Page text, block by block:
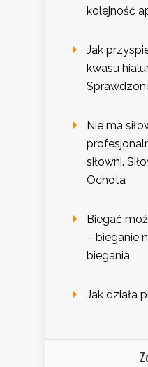
kolejność
Jak
kwasu
Nie ma
siłowni.
Ochota
Biegać
– bieganie
biegania
Jak działa